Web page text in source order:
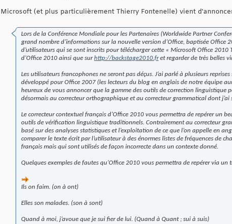
Microsoft (et plus particulièrement Thierry Fontenelle) vient
Lors de la Conférence Mondiale pour les Partenaires (Worldwide Partner
grand nombre d’informations sur la nouvelle version d’Office, baptisée Office
d’utilisateurs qui se sont inscrits pour télécharger cette « Microsoft Office
d’Office 2010 ainsi que surhttp://backstage2010.fret regarder de très belles
Les utilisateurs francophones ne seront pas déçus. J’ai parlé à plusieurs
développé pour Office 2007 (les lecteurs du blog en anglais de notre équipe
heureux de vous annoncer que la gamme des outils de correction linguistique
désormais au correcteur orthographique et au correcteur grammatical dont j’ai
Le correcteur contextuel français d’Office 2010 vous permettra de repérer un
outils de vérification linguistique traditionnels. Contrairement au correcteur
basé sur des analyses statistiques et l’exploitation de ce que l’on appelle en
comparer le texte écrit par l’utilisateur à des énormes listes de fréquences de
français mais qui sont utilisés de façon incorrecte dans un contexte donné.
Quelques exemples de fautes qu’Office 2010 vous permettra de repérer via un
Ils on faim. (on à ont)
Elles son malades. (son à sont)
Quand à moi, j’avoue que je sui fier de lui. (Quand à Quant ; sui à suis)